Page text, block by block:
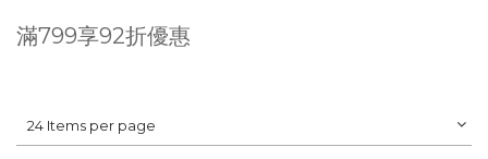
滿799享92折優惠
24 Items per page